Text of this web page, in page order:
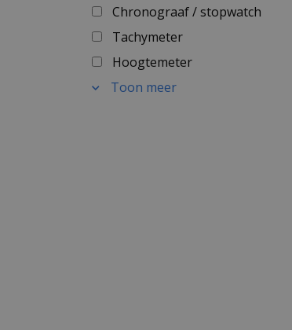
Chronograaf / stopwatch
Tachymeter
Hoogtemeter
Toon meer